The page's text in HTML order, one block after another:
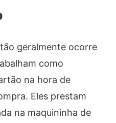
geralmente ocorre
como
na hora de
Eles prestam
na maquininha de